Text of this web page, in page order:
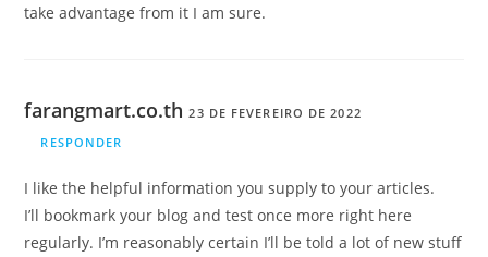
take advantage from it I am sure.
farangmart.co.th 23 DE FEVEREIRO DE 2022
RESPONDER
I like the helpful information you supply to your articles.
I’ll bookmark your blog and test once more right here
regularly. I’m reasonably certain I’ll be told a lot of new stuff